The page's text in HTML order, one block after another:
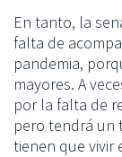
En tanto, la
falta de
pandemia,
mayores. A
por la falta de
pero tendrá un
tienen que vivir